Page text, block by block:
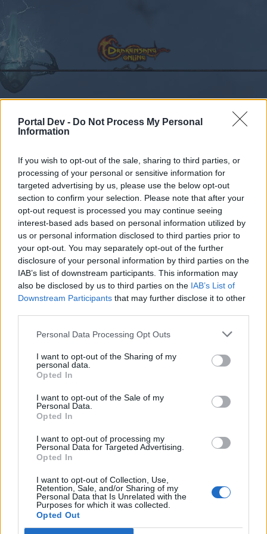
Portal Dev - Do Not Process My Personal
Information
If you wish to opt-out of the sale, sharing to third parties, or
processing of your personal or sensitive information for
targeted advertising by us, please use the below opt-out
section to confirm your selection. Please note that after your
opt-out request is processed you may continue seeing
interest-based ads based on personal information utilized by
us or personal information disclosed to third parties prior to
your opt-out. You may separately opt-out of the further
disclosure of your personal information by third parties on the
IAB’s list of downstream participants. This information may
also be disclosed by us to third parties on the IAB’s List of
Downstream Participants that may further disclose it to other
Personal Data Processing Opt Outs
I want to opt-out of the Sharing of my
personal data.
Opted In
I want to opt-out of the Sale of my
Personal Data.
Opted In
I want to opt-out of processing my
Personal Data for Targeted Advertising.
Opted In
I want to opt-out of Collection, Use,
Retention, Sale, and/or Sharing of my
Personal Data that Is Unrelated with the
Purposes for which it was collected.
Opted Out
Foren Neuer Bonuscode (Reiner Informationsthread)
Mitglieder, denen der Beitrag #867
gefällt
Liebe(r) Forum-Leser/in,
wenn Du in diesem Forum aktiv an den
Gesprächen teilnehmen oder eigene Themen
starten möchtest, musst Du Dich bitte zunächst im
Spiel einloggen. Falls Du noch keinen Spielaccount
besitzt, bitte registriere Dich neu. Wir freuen uns
„Zum Spiel“
Thema: Neuer Bonuscode (Reiner Informationsthread)
Froggy52
Beiträge: 760 Zustimmungen: 566 Punkte für Erfolge: 850
Forenkommissar, weiblich, 44, <
Beiträge: 600 Zustimmungen: 355 Punkte für Erfolge: 650
Forenanwärter
Beiträge: 180 Zustimmungen: 160 Punkte für Erfolge: 190
Bloodreyna
Colonel des Forums
Foren
Letzte Beiträge
Kalender